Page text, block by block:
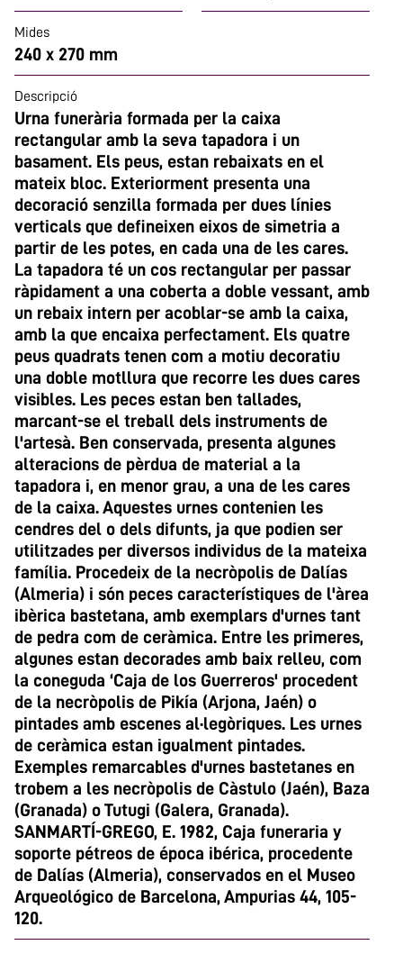
Mides
240 x 270 mm
Descripció
Urna funerària formada per la caixa
rectangular amb la seva tapadora i un
basament. Els peus, estan rebaixats en el
mateix bloc. Exteriorment presenta una
decoració senzilla formada per dues línies
verticals que defineixen eixos de simetria a
partir de les potes, en cada una de les cares.
La tapadora té un cos rectangular per passar
ràpidament a una coberta a doble vessant, amb
un rebaix intern per acoblar-se amb la caixa,
amb la que encaixa perfectament. Els quatre
peus quadrats tenen com a motiu decoratiu
una doble motllura que recorre les dues cares
visibles. Les peces estan ben tallades,
marcant-se el treball dels instruments de
l'artesà. Ben conservada, presenta algunes
alteracions de pèrdua de material a la
tapadora i, en menor grau, a una de les cares
de la caixa. Aquestes urnes contenien les
cendres del o dels difunts, ja que podien ser
utilitzades per diversos individus de la mateixa
família. Procedeix de la necròpolis de Dalías
(Almeria) i són peces característiques de l'àrea
ibèrica bastetana, amb exemplars d'urnes tant
de pedra com de ceràmica. Entre les primeres,
algunes estan decorades amb baix relleu, com
la coneguda ‘Caja de los Guerreros' procedent
de la necròpolis de Pikía (Arjona, Jaén) o
pintades amb escenes al·legòriques. Les urnes
de ceràmica estan igualment pintades.
Exemples remarcables d'urnes bastetanes en
trobem a les necròpolis de Càstulo (Jaén), Baza
(Granada) o Tutugi (Galera, Granada).
SANMARTÍ-GREGO, E. 1982, Caja funeraria y
soporte pétreos de época ibérica, procedente
de Dalías (Almeria), conservados en el Museo
Arqueológico de Barcelona, Ampurias 44, 105-
120.